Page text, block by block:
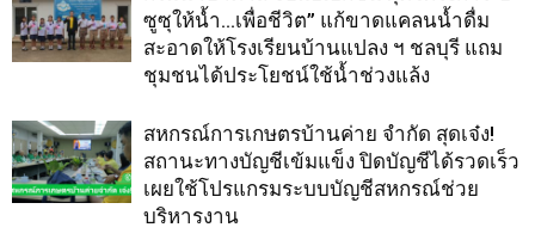
ซูซุให้น้ำ…เพื่อชีวิต” แก้ขาดแคลนน้ำดื่ม
สะอาดให้โรงเรียนบ้านแปลง ฯ ชลบุรี แถม
ชุมชนได้ประโยชน์ใช้น้ำช่วงแล้ง
สหกรณ์การเกษตรบ้านค่าย จำกัด สุดเจ๋ง!
สถานะทางบัญชีเข้มแข็ง ปิดบัญชีได้รวดเร็ว
เผยใช้โปรแกรมระบบบัญชีสหกรณ์ช่วย
บริหารงาน